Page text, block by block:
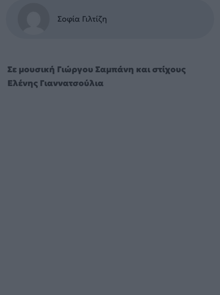
Σοφία Γιλτίζη
Σε μουσική Γιώργου Σαμπάνη και στίχους
Ελένης Γιαννατσούλια